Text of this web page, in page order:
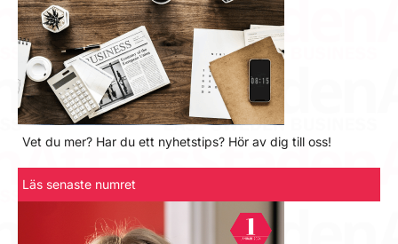
Vet du mer? Har du ett nyhetstips? Hör av dig till oss!
Läs senaste numret